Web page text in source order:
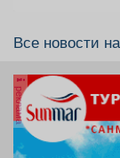
Все новости
реклама